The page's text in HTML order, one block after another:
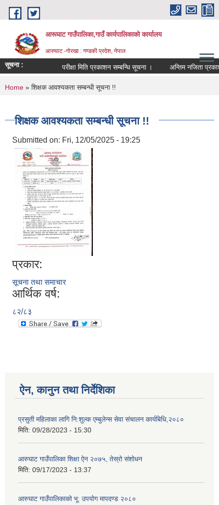
Skip to main content
आरूघाट गाउँपालिका,गाउँ कार्यपालिकाको कार्यालय
आरुघाट -गोरखा : गण्डकी प्रदेश, नेपाल
सूचना : परीक्षा मिति प्रकाशन सम्बन्धि सूचना । अन्तिम नजिता प्रकाशन
You are here
Home » शिक्षक आवश्यकता सम्बन्धी सूचना !!
शिक्षक आवश्यकता सम्बन्धी सूचना !!
Submitted on: Fri, 12/05/2025 - 19:25
प्रकार:
सूचना तथा समाचार
आर्थिक वर्ष:
८२/८३
ऐन, कानुन तथा निर्देशिका
प्रसुती महिलाका लागि नि:शुल्क एम्बुलेन्स सेवा संचालन कार्यबिधि,२०८०
मिति: 09/28/2023 - 15:30
आरुघाट गाउँपालिका शिक्षा ऐन २०७५, तेस्रो संशोधन
मिति: 09/17/2023 - 13:37
आरुघाट गाउँपालिकाको भू: उपयोग मापदण्ड २०८०